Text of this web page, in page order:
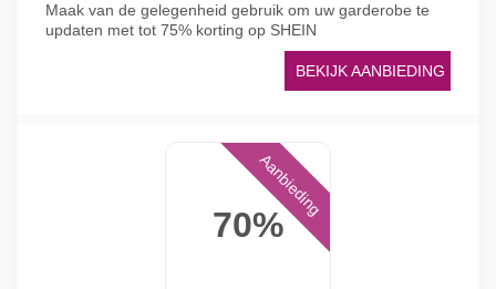
Maak van de gelegenheid gebruik om uw garderobe te
updaten met tot 75% korting op SHEIN
BEKIJK AANBIEDING
70%
Aanbieding